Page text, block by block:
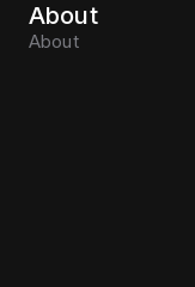
About
About